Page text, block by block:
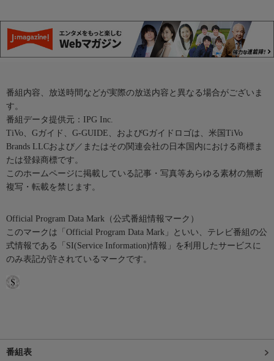
番組内容、放送時間などが実際の放送内容と異なる場合がございま
す。
番組データ提供元：IPG Inc.
TiVo、Gガイド、G-GUIDE、およびGガイドロゴは、米国TiVo
Brands LLCおよび／またはその関連会社の日本国内における商標ま
たは登録商標です。
このホームページに掲載している記事・写真等あらゆる素材の無断
複写・転載を禁じます。
Official Program Data Mark（公式番組情報マーク）
このマークは「Official Program Data Mark」といい、テレビ番組の公
式情報である「SI(Service Information)情報」を利用したサービスに
のみ表記が許されているマークです。
番組表